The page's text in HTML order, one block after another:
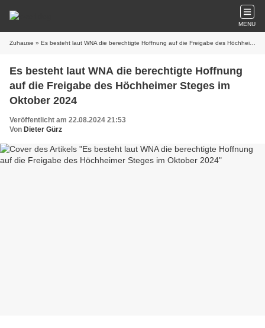
MENU
Zuhause » Es besteht laut WNA die berechtigte Hoffnung auf die Freigabe des Höchheimer Steges im Oktober 2024
Es besteht laut WNA die berechtigte Hoffnung
auf die Freigabe des Höchheimer Steges im
Oktober 2024
Veröffentlicht am 22.08.2024 21:53
Von Dieter Gürz